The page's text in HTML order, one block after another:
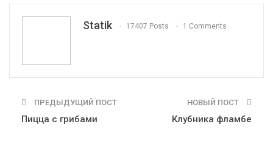
Statik 17407 Posts 1 Comments
ПРЕДЫДУЩИЙ ПОСТ
Пицца с грибами
НОВЫЙ ПОСТ
Клубника фламбе